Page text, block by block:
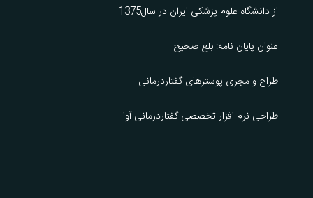
از دانشگاه علوم پزشکی ایران در سال1375
عنوان پایان نامه: بلع صحیح
طراح و مجری پوسترهای گفتاردرمانی
طراحی نرم افزار تخصصی گفتاردرمانی آوا